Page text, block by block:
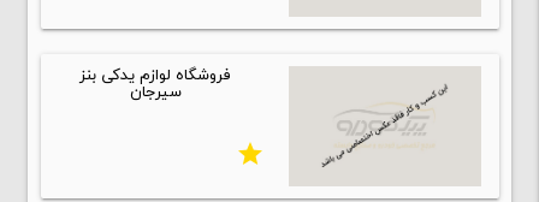
فروشگاه لوازم یدکی بنز
سیرجان
star